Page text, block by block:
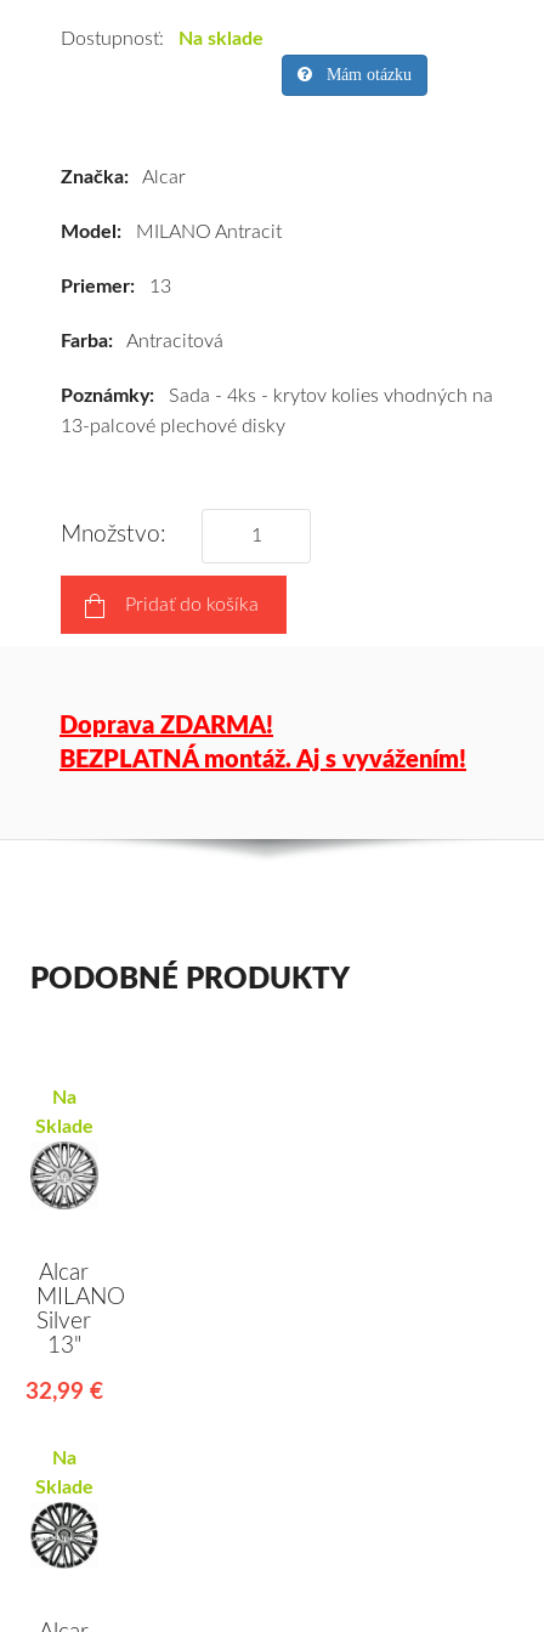
kolesá
Dostupnosť: Na sklade
Mám otázku
Značka: Alcar
Model: MILANO Antracit
Priemer: 13
Farba: Antracitová
Poznámky: Sada - 4ks - krytov kolies vhodných na
13-palcové plechové disky
Množstvo:
Pridať do košíka
Doprava ZDARMA!
BEZPLATNÁ montáž. Aj s vyvážením!
PODOBNÉ PRODUKTY
Na
Sklade
Alcar
MILANO
Silver
13"
32,99 €
Na
Sklade